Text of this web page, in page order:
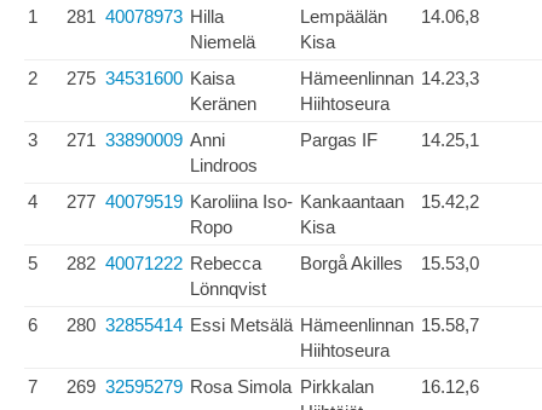
1 281 40078973 Hilla
Niemelä
Lempäälän
Kisa
14.06,8
2 275 34531600 Kaisa
Keränen
Hämeenlinnan
Hiihtoseura
14.23,3
3 271 33890009 Anni
Lindroos
Pargas IF 14.25,1
4 277 40079519 Karoliina Iso-
Ropo
Kankaantaan
Kisa
15.42,2
5 282 40071222 Rebecca
Lönnqvist
Borgå Akilles 15.53,0
6 280 32855414 Essi Metsälä Hämeenlinnan
Hiihtoseura
15.58,7
7 269 32595279 Rosa Simola Pirkkalan
16.12,6